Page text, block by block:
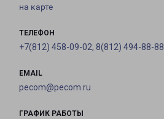
на карте
ТЕЛЕФОН
+7(812) 458-09-02, 8(812) 494-88-88
EMAIL
pecom@pecom.ru
ГРАФИК РАБОТЫ